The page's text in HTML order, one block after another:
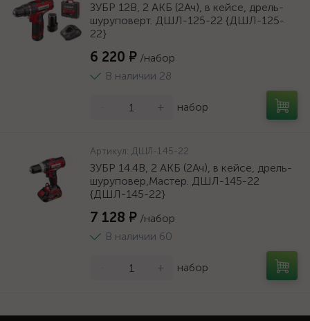
ЗУБР 12В, 2 АКБ (2Ач), в кейсе, дрель-
шуруповерт. ДШЛ-125-22 {ДШЛ-125-
22}
6 220 ₽ /набор
В наличии 28
+ набор
Артикул: ДШЛ-145-22
ЗУБР 14.4В, 2 АКБ (2Ач), в кейсе, дрель-
шуруповер,Мастер. ДШЛ-145-22
{ДШЛ-145-22}
7 128 ₽ /набор
В наличии 60
+ набор